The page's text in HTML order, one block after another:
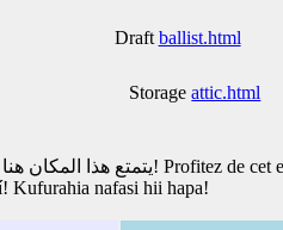
Draft ballist.html
Storageattic.html
يتمتع هذا المكان هنا! Profitez de cet
Kufurahia nafasi hii hapa!